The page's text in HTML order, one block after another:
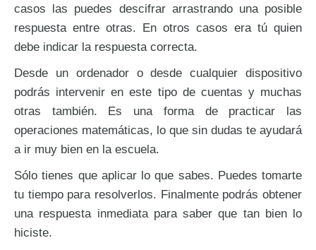
3 cifras con llevadas -
3 cifras llevando
casos las puedes descifrar arrastrando una posible
respuesta entre otras. En otros casos era tú quien
debe indicar la respuesta correcta.
Desde un ordenador o desde cualquier dispositivo
podrás intervenir en este tipo de cuentas y muchas
otras también. Es una forma de practicar las
operaciones matemáticas, lo que sin dudas te ayudará
a ir muy bien en la escuela.
Sólo tienes que aplicar lo que sabes. Puedes tomarte
tu tiempo para resolverlos. Finalmente podrás obtener
una respuesta inmediata para saber que tan bien lo
hiciste.